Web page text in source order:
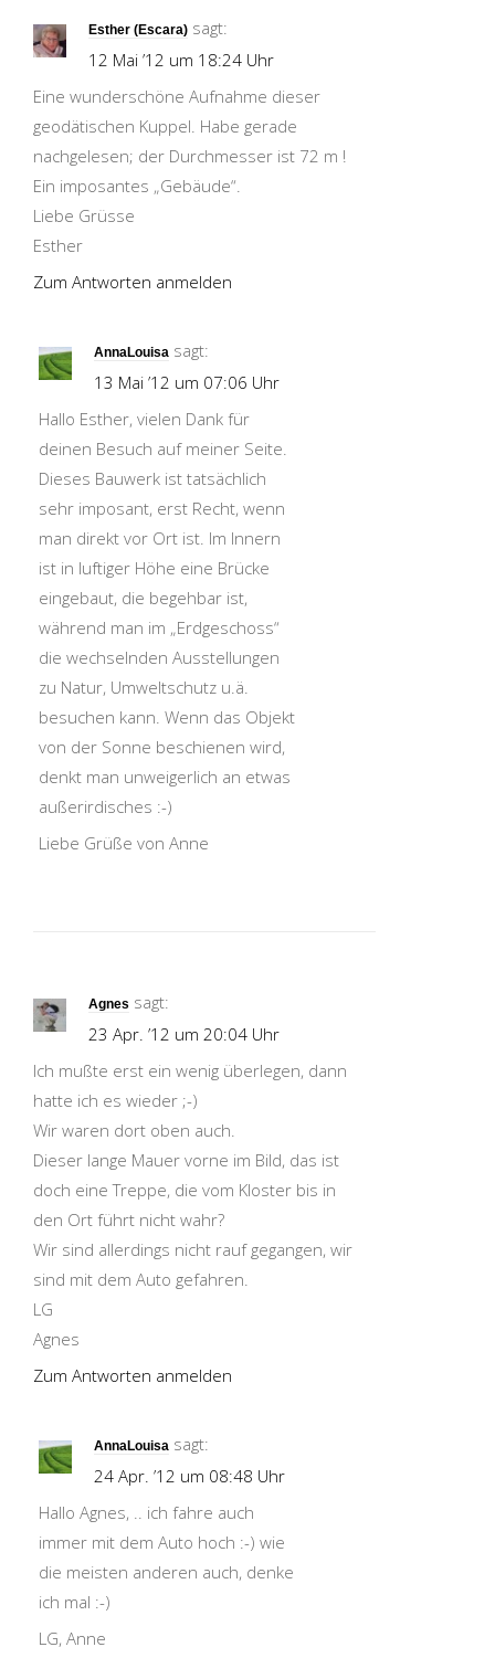
Esther (Escara) sagt:
12 Mai ’12 um 18:24 Uhr
Eine wunderschöne Aufnahme dieser
geodätischen Kuppel. Habe gerade
nachgelesen; der Durchmesser ist 72 m !
Ein imposantes „Gebäude“.
Liebe Grüsse
Esther
Zum Antworten anmelden
AnnaLouisa sagt:
13 Mai ’12 um 07:06 Uhr
Hallo Esther, vielen Dank für
deinen Besuch auf meiner Seite.
Dieses Bauwerk ist tatsächlich
sehr imposant, erst Recht, wenn
man direkt vor Ort ist. Im Innern
ist in luftiger Höhe eine Brücke
eingebaut, die begehbar ist,
während man im „Erdgeschoss“
die wechselnden Ausstellungen
zu Natur, Umweltschutz u.ä.
besuchen kann. Wenn das Objekt
von der Sonne beschienen wird,
denkt man unweigerlich an etwas
außerirdisches :-)
Liebe Grüße von Anne
Agnes sagt:
23 Apr. ’12 um 20:04 Uhr
Ich mußte erst ein wenig überlegen, dann
hatte ich es wieder ;-)
Wir waren dort oben auch.
Dieser lange Mauer vorne im Bild, das ist
doch eine Treppe, die vom Kloster bis in
den Ort führt nicht wahr?
Wir sind allerdings nicht rauf gegangen, wir
sind mit dem Auto gefahren.
LG
Agnes
Zum Antworten anmelden
AnnaLouisa sagt:
24 Apr. ’12 um 08:48 Uhr
Hallo Agnes, .. ich fahre auch
immer mit dem Auto hoch :-) wie
die meisten anderen auch, denke
ich mal :-)
LG, Anne